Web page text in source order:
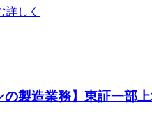
詳しく
の製造業務】東証一部